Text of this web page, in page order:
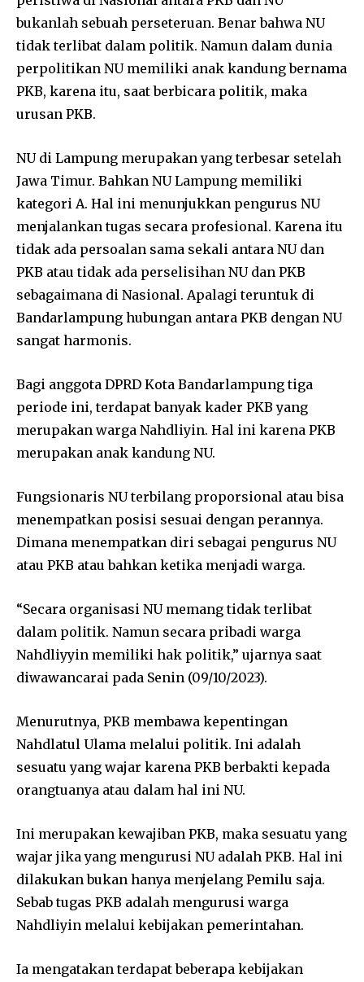
bukanlah sebuah perseteruan. Benar bahwa NU
tidak terlibat dalam politik. Namun dalam dunia
perpolitikan NU memiliki anak kandung bernama
PKB, karena itu, saat berbicara politik, maka
urusan PKB.
NU di Lampung merupakan yang terbesar setelah
Jawa Timur. Bahkan NU Lampung memiliki
kategori A. Hal ini menunjukkan pengurus NU
menjalankan tugas secara profesional. Karena itu
tidak ada persoalan sama sekali antara NU dan
PKB atau tidak ada perselisihan NU dan PKB
sebagaimana di Nasional. Apalagi teruntuk di
Bandarlampung hubungan antara PKB dengan NU
sangat harmonis.
Bagi anggota DPRD Kota Bandarlampung tiga
periode ini, terdapat banyak kader PKB yang
merupakan warga Nahdliyin. Hal ini karena PKB
merupakan anak kandung NU.
Fungsionaris NU terbilang proporsional atau bisa
menempatkan posisi sesuai dengan perannya.
Dimana menempatkan diri sebagai pengurus NU
atau PKB atau bahkan ketika menjadi warga.
“Secara organisasi NU memang tidak terlibat
dalam politik. Namun secara pribadi warga
Nahdliyyin memiliki hak politik,” ujarnya saat
diwawancarai pada Senin (09/10/2023).
Menurutnya, PKB membawa kepentingan
Nahdlatul Ulama melalui politik. Ini adalah
sesuatu yang wajar karena PKB berbakti kepada
orangtuanya atau dalam hal ini NU.
Ini merupakan kewajiban PKB, maka sesuatu yang
wajar jika yang mengurusi NU adalah PKB. Hal ini
dilakukan bukan hanya menjelang Pemilu saja.
Sebab tugas PKB adalah mengurusi warga
Nahdliyin melalui kebijakan pemerintahan.
Ia mengatakan terdapat beberapa kebijakan